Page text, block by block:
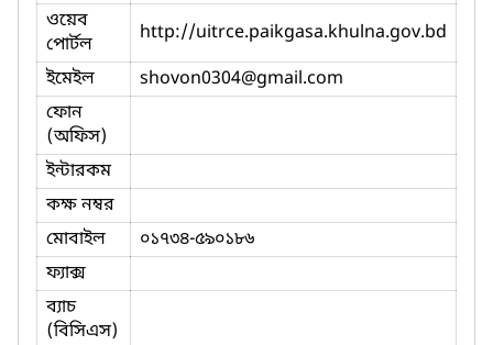
ওয়েব
পোর্টল
http://uitrce.paikgasa.khulna.gov.bd
ইমেইল
shovon0304@gmail.com
ফোন
(অফিস)
ইন্টারকম
কক্ষ নম্বর
মোবাইল
০১৭৩৪-৫৯০১৮৬
ফ্যাক্স
ব্যাচ
(বিসিএস)